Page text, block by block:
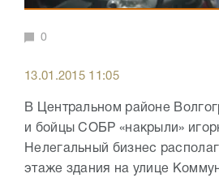
0
13.01.2015 11:05
В Центральном районе
и бойцы СОБР «накрыли»
Нелегальный бизнес
этаже здания на улице